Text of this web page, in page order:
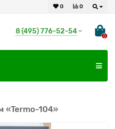
0
0
8 (495) 776-52-54
0
«Termo-104»